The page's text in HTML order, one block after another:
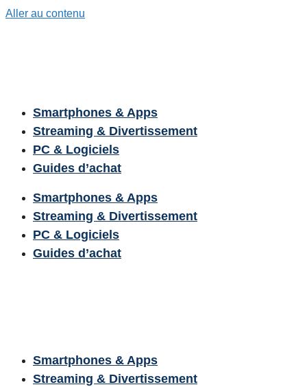
Aller au contenu
Smartphones & Apps
Streaming & Divertissement
PC & Logiciels
Guides d’achat
Smartphones & Apps
Streaming & Divertissement
PC & Logiciels
Guides d’achat
Smartphones & Apps
Streaming & Divertissement